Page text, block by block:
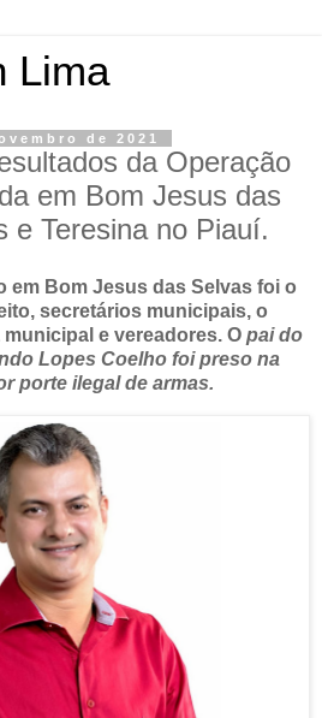
Lima
de 2021
da Operação
em Bom Jesus das
e Teresina no Piauí.
em Bom Jesus das Selvas foi o
secretários municipais, o
e vereadores. O pai do
Lopes Coelho foi preso na
porte ilegal de armas.